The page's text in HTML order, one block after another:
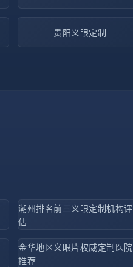
贵阳义眼定制
潮州排名前三义眼定制机构评
估
金华地区义眼片权威定制医院
推荐